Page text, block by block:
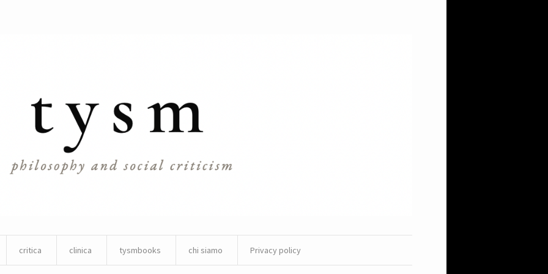
critica clinica tysmbooks chi siamo Privacy policy